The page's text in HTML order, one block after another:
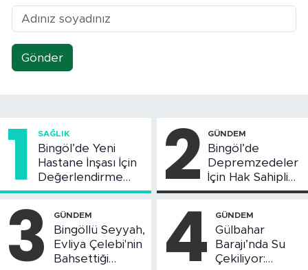
Gönder
1 SAĞLIK
Bingöl’de Yeni
Hastane İnşası İçin
Değerlendirme
Toplantısı Yapıldı
2 GÜNDEM
Bingöl’de
Depremzedeler
İçin Hak Sahipliği
Askı Süreci
3 GÜNDEM
Bingöllü Seyyah,
Evliya Çelebi'nin
Bahsettiği
4 GÜNDEM
Gülbahar
Barajı’nda Su
Çekiliyor: